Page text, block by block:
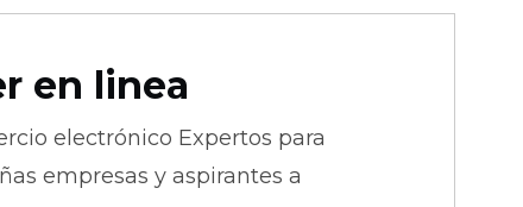
en linea
electrónico Expertos para
empresas y aspirantes a